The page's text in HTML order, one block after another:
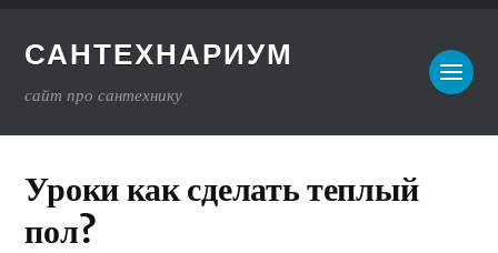
САНТЕХНАРИУМ
сайт про сантехнику
Уроки как сделать теплый
пол?